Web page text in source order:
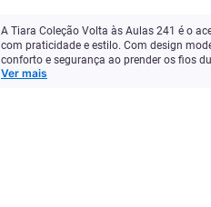
A Tiara Coleção Volta às Aulas 241 é o
com praticidade e estilo. Com design
conforto e segurança ao prender os fios
Ver mais